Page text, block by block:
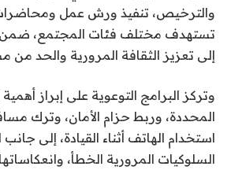
والترخيص، تنفيذ ورش عمل
تستهدف مختلف فئات المجتمع، ضمن
إلى تعزيز الثقافة المرورية والحد من
وتركز البرامج التوعوية على إبراز أهمية
المحددة، وربط حزام الأمان، وترك
استخدام الهاتف أثناء القيادة، إلى
السلوكيات المرورية الخطأ،